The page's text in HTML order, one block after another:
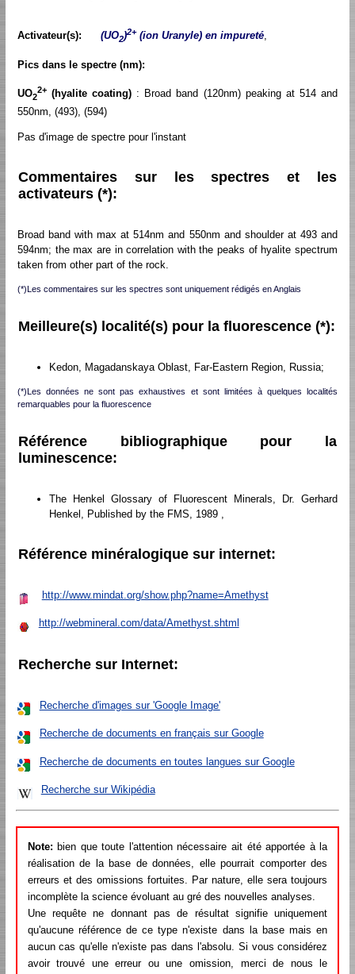
Activateur(s): (UO2)2+(ion Uranyle) en impureté,
Pics dans le spectre (nm):
UO2
2+ (hyalite coating) : Broad band (120nm) peaking at 514 and
550nm, (493), (594)
Pas d'image de spectre pour l'instant
Commentaires sur les spectres et les
activateurs (*):
Broad band with max at 514nm and 550nm and shoulder at 493 and
594nm; the max are in correlation with the peaks of hyalite spectrum
taken from other part of the rock.
(*)Les commentaires sur les spectres sont uniquement rédigés en Anglais
Meilleure(s) localité(s) pour la fluorescence (*):
Kedon, Magadanskaya Oblast, Far-Eastern Region, Russia;
(*)Les données ne sont pas exhaustives et sont limitées à quelques localités
remarquables pour la fluorescence
Référence bibliographique pour la
luminescence:
The Henkel Glossary of Fluorescent Minerals, Dr. Gerhard
Henkel, Published by the FMS, 1989 ,
Référence minéralogique sur internet:
http://www.mindat.org/show.php?name=Amethyst
http://webmineral.com/data/Amethyst.shtml
Recherche sur Internet:
Recherche d'images sur 'Google Image'
Recherche de documents en français sur Google
Recherche de documents en toutes langues sur Google
Recherche sur Wikipédia
Note: bien que toute l'attention nécessaire ait été apportée à la
réalisation de la base de données, elle pourrait comporter des
erreurs et des omissions fortuites. Par nature, elle sera toujours
incomplète la science évoluant au gré des nouvelles analyses.
Une requête ne donnant pas de résultat signifie uniquement
qu'aucune référence de ce type n'existe dans la base mais en
aucun cas qu'elle n'existe pas dans l'absolu. Si vous considérez
avoir trouvé une erreur ou une omission, merci de nous le